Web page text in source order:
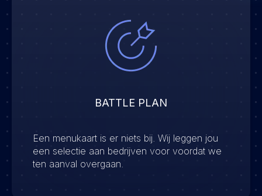
BATTLE PLAN
Een menukaart is er niets bij. Wij leggen jou
een selectie aan bedrijven voor voordat we
ten aanval overgaan.